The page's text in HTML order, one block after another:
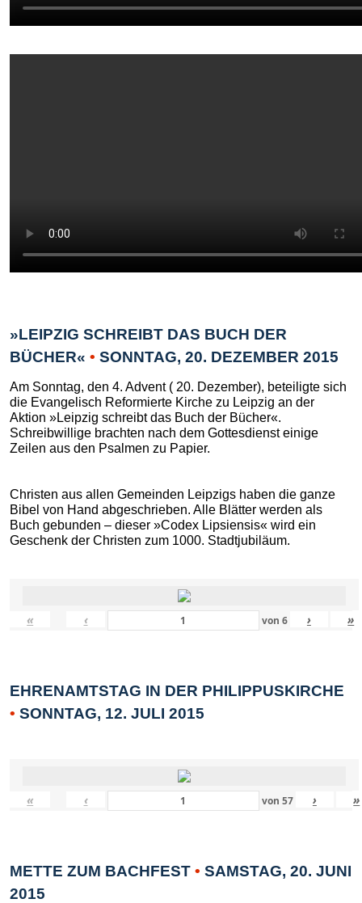
»LEIPZIG SCHREIBT DAS BUCH DER
BÜCHER« • SONNTAG, 20. DEZEMBER 2015
Am Sonntag, den 4. Advent ( 20. Dezember), beteiligte sich
die Evangelisch Reformierte Kirche zu Leipzig an der
Aktion »Leipzig schreibt das Buch der Bücher«.
Schreibwillige brachten nach dem Gottesdienst einige
Zeilen aus den Psalmen zu Papier.
Christen aus allen Gemeinden Leipzigs haben die ganze
Bibel von Hand abgeschrieben. Alle Blätter werden als
Buch gebunden – dieser »Codex Lipsiensis« wird ein
Geschenk der Christen zum 1000. Stadtjubiläum.
« ‹ von 6 › »
EHRENAMTSTAG IN DER PHILIPPUSKIRCHE
• SONNTAG, 12. JULI 2015
« ‹ von 57 › »
METTE ZUM BACHFEST • SAMSTAG, 20. JUNI
2015